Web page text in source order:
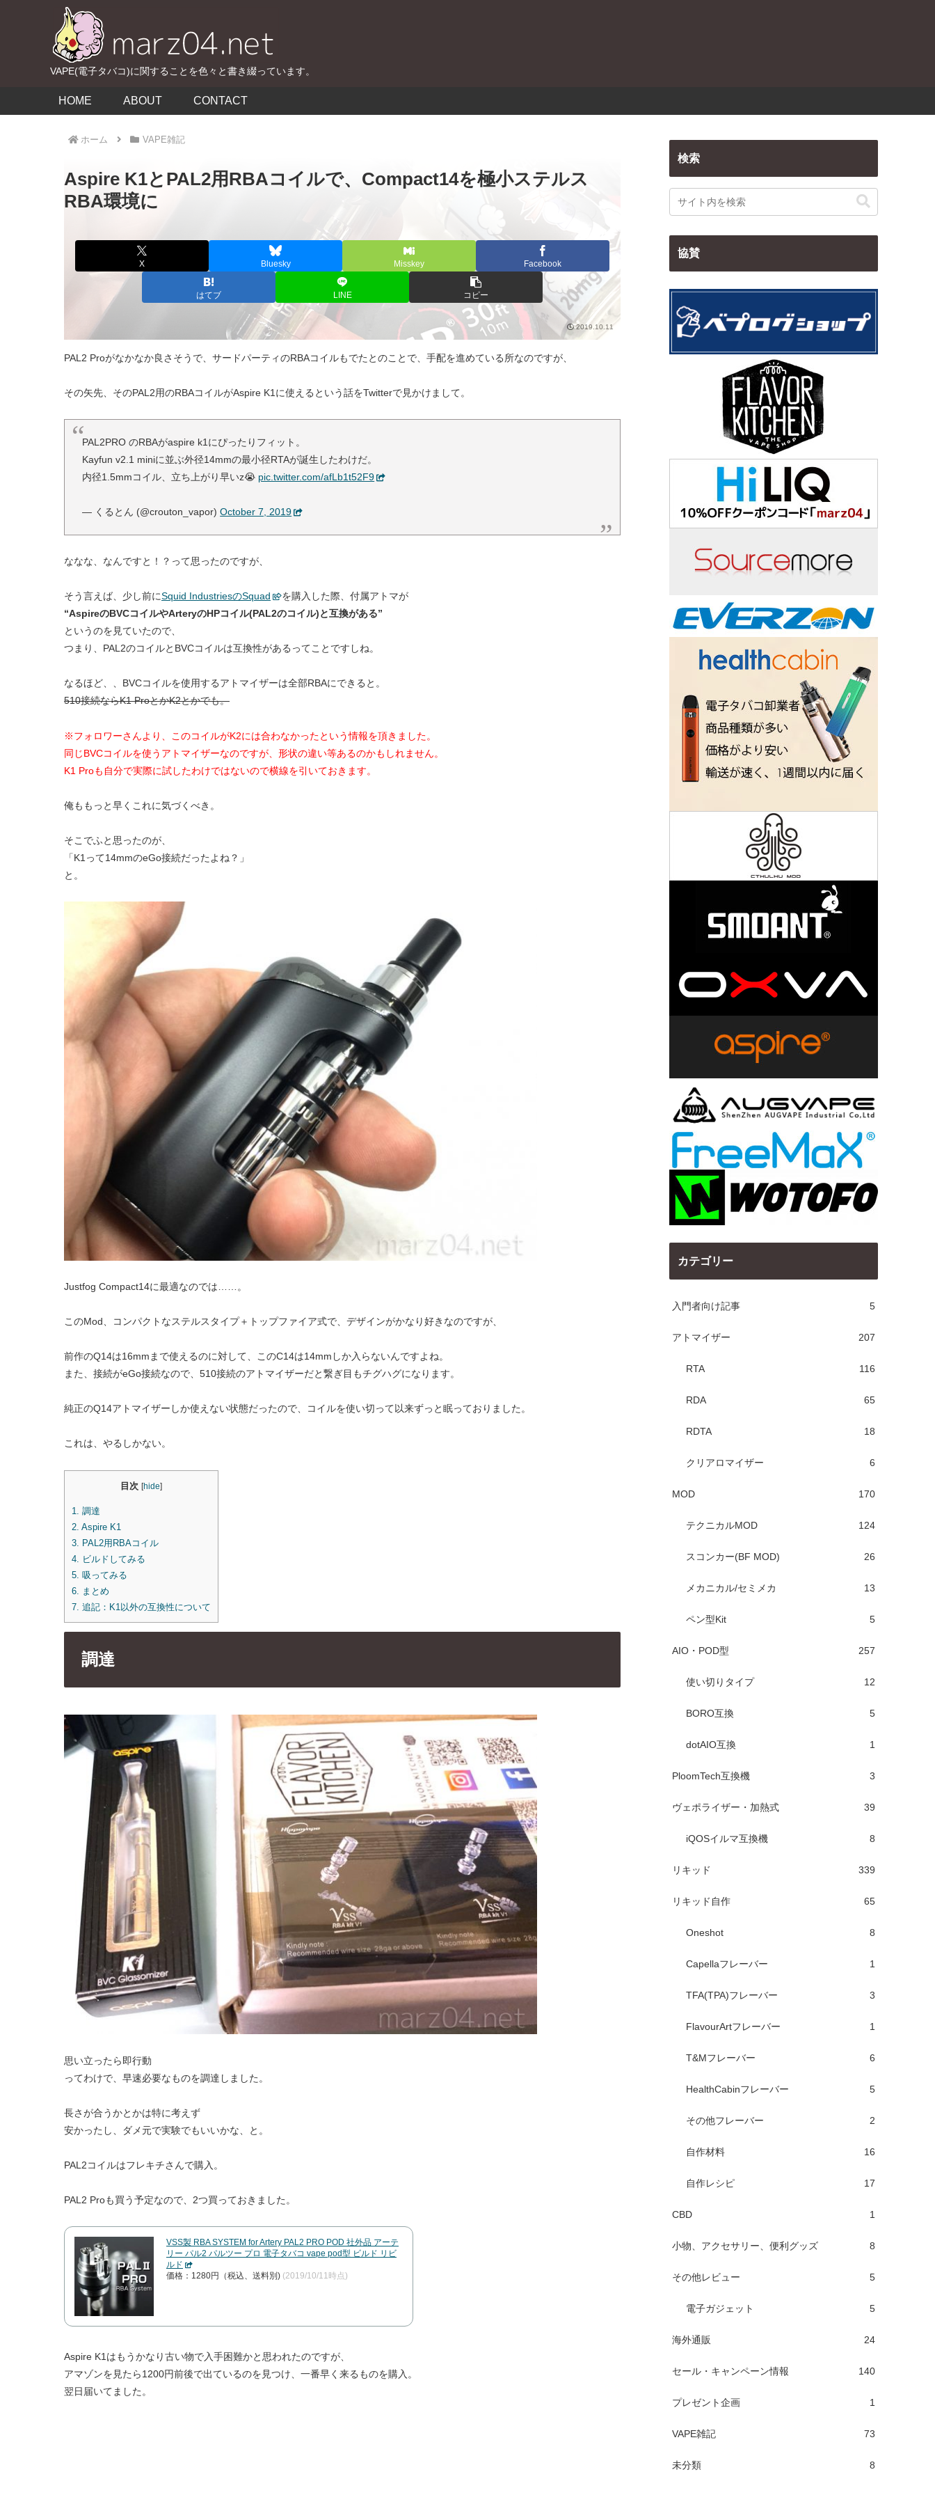
VAPE(電子タバコ)に関することを色々と書き綴っています。
HOME ABOUT CONTACT
ホーム VAPE雑記
Aspire K1とPAL2用RBAコイルで、Compact14を極小ステルス
RBA環境に
X Bluesky Misskey Facebook
はてブ LINE コピー
2019.10.11
PAL2 Proがなかなか良さそうで、サードパーティのRBAコイルもでたとのことで、手配を進めている所なのですが、
その矢先、そのPAL2用のRBAコイルがAspire K1に使えるという話をTwitterで見かけまして。
PAL2PRO のRBAがaspire k1にぴったりフィット。
Kayfun v2.1 miniに並ぶ外径14mmの最小径RTAが誕生したわけだ。
内径1.5mmコイル、立ち上がり早いz😭 pic.twitter.com/afLb1t52F9
— くるとん (@crouton_vapor)October 7, 2019
ななな、なんですと！？って思ったのですが、
そう言えば、少し前にSquid IndustriesのSquad
を購入した際、付属アトマが
“AspireのBVCコイルやArteryのHPコイル(PAL2のコイル)と互換がある”
というのを見ていたので、
つまり、PAL2のコイルとBVCコイルは互換性があるってことですしね。
なるほど、、BVCコイルを使用するアトマイザーは全部RBAにできると。
510接続ならK1 ProとかK2とかでも。
※フォロワーさんより、このコイルがK2には合わなかったという情報を頂きました。
同じBVCコイルを使うアトマイザーなのですが、形状の違い等あるのかもしれません。
K1 Proも自分で実際に試したわけではないので横線を引いておきます。
俺ももっと早くこれに気づくべき。
そこでふと思ったのが、
「K1って14mmのeGo接続だったよね？」
と。
Justfog Compact14に最適なのでは……。
このMod、コンパクトなステルスタイプ＋トップファイア式で、デザインがかなり好きなのですが、
前作のQ14は16mmまで使えるのに対して、このC14は14mmしか入らないんですよね。
また、接続がeGo接続なので、510接続のアトマイザーだと繋ぎ目もチグハグになります。
純正のQ14アトマイザーしか使えない状態だったので、コイルを使い切って以来ずっと眠っておりました。
これは、やるしかない。
目次 [hide]
1.
調達
2. Aspire K1
3.
PAL2用RBAコイル
4.
ビルドしてみる
5. 吸ってみる
6.
まとめ
7. 追記：K1以外の互換性について
調達
思い立ったら即行動
ってわけで、早速必要なものを調達しました。
長さが合うかとかは特に考えず
安かったし、ダメ元で実験でもいいかな、と。
PAL2コイルはフレキチさんで購入。
PAL2 Proも買う予定なので、2つ買っておきました。
VSS製 RBA SYSTEM for Artery PAL2 PRO POD 社外品 アーテ
リー パル2 パルツー プロ 電子タバコ vape pod型 ビルド リビ
ルド
価格：1280円（税込、送料別) (2019/10/11時点)
Aspire K1はもうかなり古い物で入手困難かと思われたのですが、
アマゾンを見たら1200円前後で出ているのを見つけ、一番早く来るものを購入。
翌日届いてました。
検索
協賛
カテゴリー
入門者向け記事 5
アトマイザー 207
RTA 116
RDA 65
RDTA 18
クリアロマイザー 6
MOD 170
テクニカルMOD 124
スコンカー(BF MOD) 26
メカニカル/セミメカ 13
ペン型Kit 5
AIO・POD型 257
使い切りタイプ 12
BORO互換 5
dotAIO互換 1
PloomTech互換機 3
ヴェポライザー・加熱式 39
iQOSイルマ互換機 8
リキッド 339
リキッド自作 65
Oneshot 8
Capellaフレーバー 1
TFA(TPA)フレーバー 3
FlavourArtフレーバー 1
T&Mフレーバー 6
HealthCabinフレーバー 5
その他フレーバー 2
自作材料 16
自作レシピ 17
CBD 1
小物、アクセサリー、便利グッズ 8
その他レビュー 5
電子ガジェット 5
海外通販 24
セール・キャンペーン情報 140
プレゼント企画 1
VAPE雑記 73
未分類 8